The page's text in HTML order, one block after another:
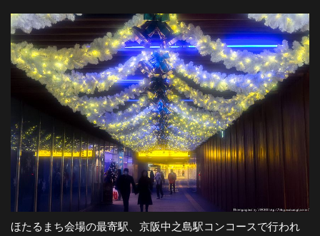
ほたるまち会場の最寄駅、京阪中之島駅コンコースで行われ